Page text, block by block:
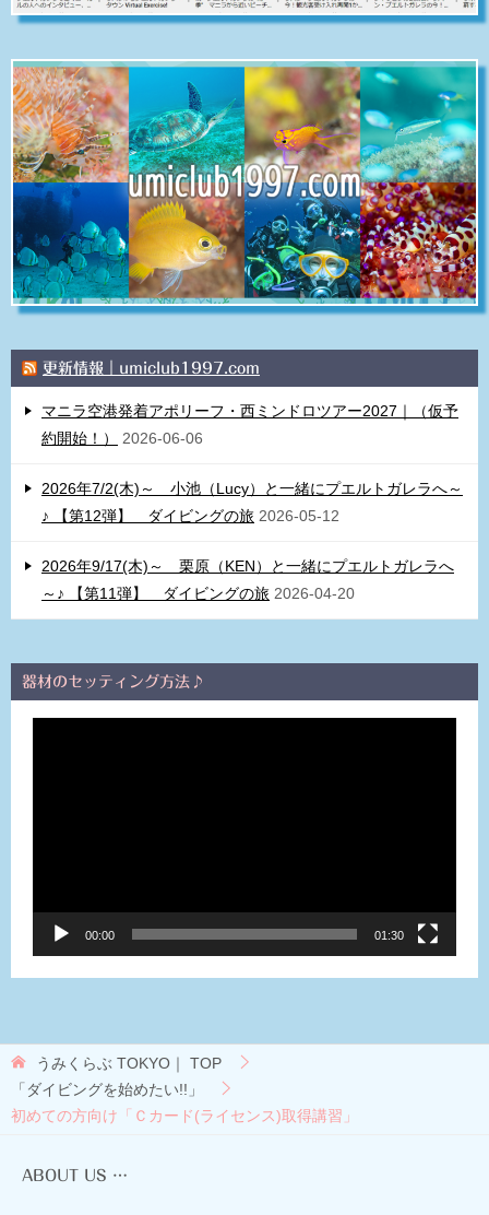
更新情報｜umiclub1997.com
マニラ空港発着アポリーフ・西ミンドロツアー2027｜（仮予
約開始！）
2026-06-06
2026年7/2(木)～ 小池（Lucy）と一緒にプエルトガレラへ～
♪ 【第12弾】 ダイビングの旅 2026-05-12
2026年9/17(木)～ 栗原（KEN）と一緒にプエルトガレラへ
～♪ 【第11弾】 ダイビングの旅 2026-04-20
器材のセッティング方法♪
00:00 01:30
うみくらぶ TOKYO｜
TOP
「ダイビングを始めたい!!」
初めての方向け「Ｃカード(ライセンス)取得講習」
ABOUT US …